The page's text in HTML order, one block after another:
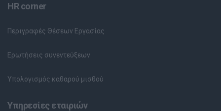
HR corner
Περιγραφές Θέσεων Εργασίας
Ερωτήσεις συνεντεύξεων
Υπολογισμός καθαρού μισθού
Υπηρεσίες εταιριών